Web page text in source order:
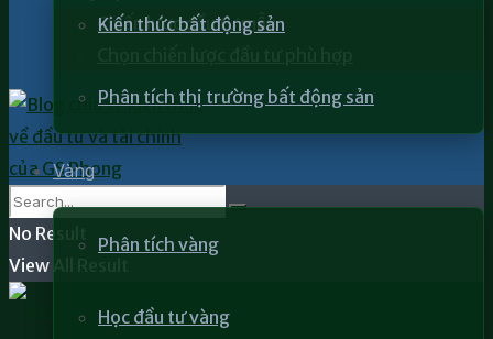
Kiến thức bất động sản
Phân tích thị trường bất động sản
Vàng
Phân tích vàng
Học đầu tư vàng
Chiến lược đầu tư mẫu
No Result
View All Result